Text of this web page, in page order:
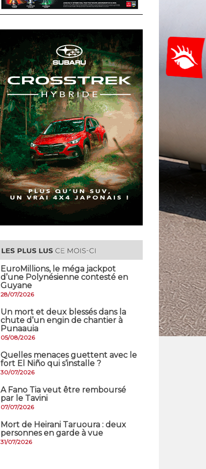
EuroMillions, ​le méga jackpot
d’une Polynésienne contesté en
Guyane
28/07/2026
​Un mort et deux blessés dans la
chute d’un engin de chantier à
Punaauia
05/08/2026
Quelles menaces guettent avec le
fort El Niño qui s’installe ?
30/07/2026
A Fano Tia veut être remboursé
par le Tavini
07/07/2026
Mort de Heirani Taruoura : deux
personnes en garde à vue
31/07/2026